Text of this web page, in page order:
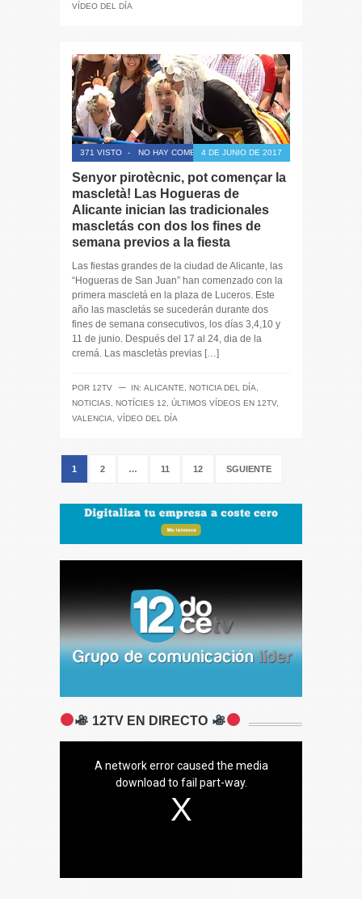
VÍDEO DEL DÍA
371 VISTO - NO HAY COMENTARIOS4 DE JUNIO DE 2017
Senyor pirotècnic, pot començar la
mascletà! Las Hogueras de
Alicante inician las tradicionales
mascletás con dos los fines de
semana previos a la fiesta
Las fiestas grandes de la ciudad de Alicante, las
“Hogueras de San Juan” han comenzado con la
primera mascletá en la plaza de Luceros. Este
año las mascletás se sucederán durante dos
fines de semana consecutivos, los días 3,4,10 y
11 de junio. Después del 17 al 24, dia de la
cremá. Las mascletàs previas […]
POR 12TV ─ IN: ALICANTE NOTICIA DEL DÍA
NOTICIAS
NOTÍCIES 12 ÚLTIMOS VÍDEOS EN 12TV,
VALENCIA
VÍDEO DEL DÍA
1 2 … 11 12 SGUIENTE
12TV EN DIRECTO
A network error caused the media
download to fail part-way.